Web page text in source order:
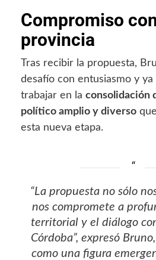
Compromiso
provincia
Tras recibir la propuesta,
desafío con entusiasmo y ya
trabajar en la consolidación
político amplio y diverso
esta nueva etapa.
“La propuesta no sólo
nos compromete a
territorial y el diálogo
Córdoba”, expresó
como una figura